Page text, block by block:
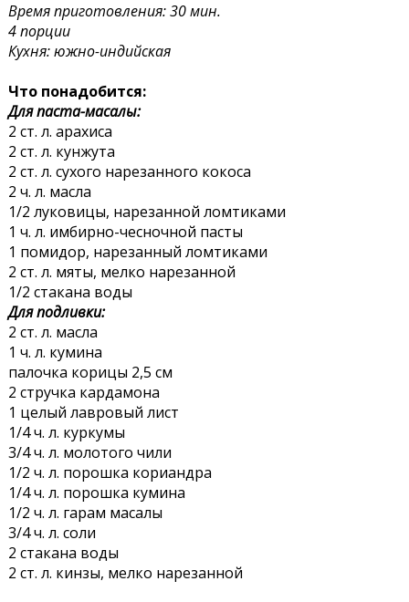
Время приготовления: 30 мин.
4 порции
Кухня: южно-индийская
Что понадобится:
Для паста-масалы:
2 ст. л. арахиса
2 ст. л. кунжута
2 ст. л. сухого нарезанного кокоса
2 ч. л. масла
1/2 луковицы, нарезанной ломтиками
1 ч. л. имбирно-чесночной пасты
1 помидор, нарезанный ломтиками
2 ст. л. мяты, мелко нарезанной
1/2 стакана воды
Для подливки:
2 ст. л. масла
1 ч. л. кумина
палочка корицы 2,5 см
2 стручка кардамона
1 целый лавровый лист
1/4 ч. л. куркумы
3/4 ч. л. молотого чили
1/2 ч. л. порошка кориандра
1/4 ч. л. порошка кумина
1/2 ч. л. гарам масалы
3/4 ч. л. соли
2 стакана воды
2 ст. л. кинзы, мелко нарезанной